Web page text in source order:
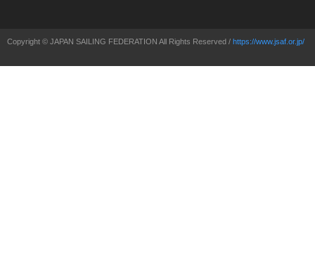
Copyright © JAPAN SAILING FEDERATION All Rights Reserved / https://www.jsaf.or.jp/